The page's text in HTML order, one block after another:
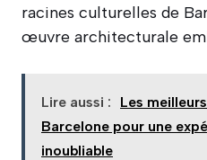
racines culturelles de
œuvre architecturale
Lire aussi :
Les
Barcelone pour une
inoubliable